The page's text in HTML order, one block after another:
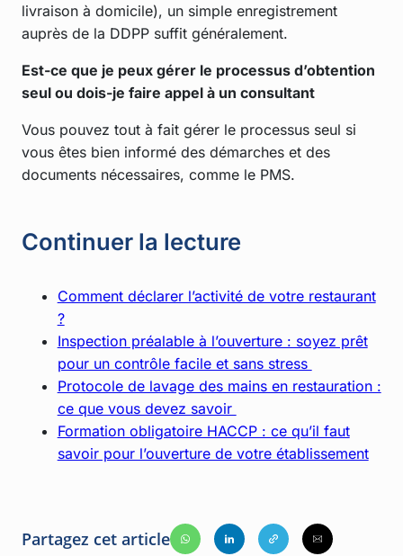
livraison à domicile), un simple enregistrement
auprès de la DDPP suffit généralement.
Est-ce que je peux gérer le processus d’obtention
seul ou dois-je faire appel à un consultant
Vous pouvez tout à fait gérer le processus seul si
vous êtes bien informé des démarches et des
documents nécessaires, comme le PMS.
Continuer la lecture
Comment déclarer l’activité de votre restaurant
?
Inspection préalable à l’ouverture : soyez prêt
pour un contrôle facile et sans stress
Protocole de lavage des mains en restauration :
ce que vous devez savoir
Formation obligatoire HACCP : ce qu’il faut
savoir pour l’ouverture de votre établissement
Partagez cet article